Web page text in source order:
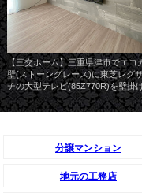
【三交ホーム】三重県津市でエコ
壁(ストーングレース)に東芝レグ
チの大型テレビ(85Z770R)を壁掛
分譲マンション
地元の工務店